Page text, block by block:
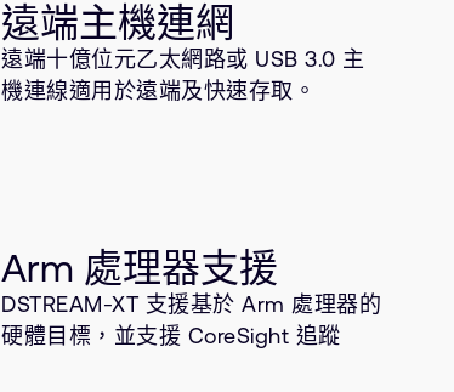
遠端主機連網
遠端十億位元乙太網路或 USB 3.0 主
機連線適用於遠端及快速存取。
Arm 處理器支援
DSTREAM-XT 支援基於 Arm 處理器的
硬體目標，並支援 CoreSight 追蹤